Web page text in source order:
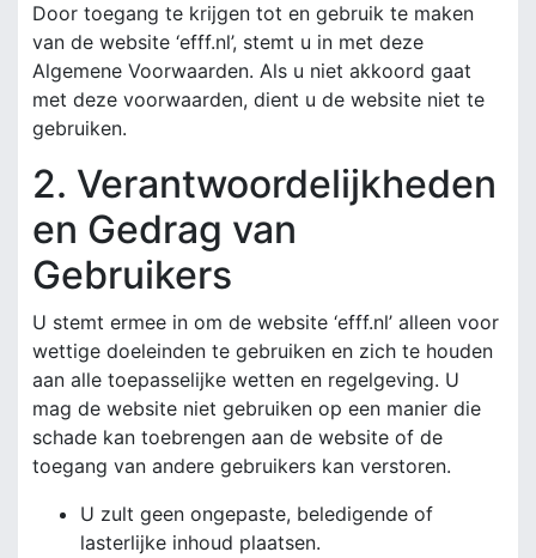
Door toegang te krijgen tot en gebruik te maken
van de website ‘efff.nl’, stemt u in met deze
Algemene Voorwaarden. Als u niet akkoord gaat
met deze voorwaarden, dient u de website niet te
gebruiken.
2. Verantwoordelijkheden
en Gedrag van
Gebruikers
U stemt ermee in om de website ‘efff.nl’ alleen voor
wettige doeleinden te gebruiken en zich te houden
aan alle toepasselijke wetten en regelgeving. U
mag de website niet gebruiken op een manier die
schade kan toebrengen aan de website of de
toegang van andere gebruikers kan verstoren.
U zult geen ongepaste, beledigende of
lasterlijke inhoud plaatsen.